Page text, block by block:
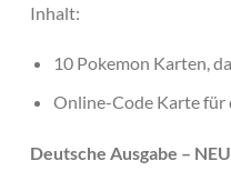
Inhalt:
10 Pokemon Karten,
Online-Code Karte für
Deutsche Ausgabe –